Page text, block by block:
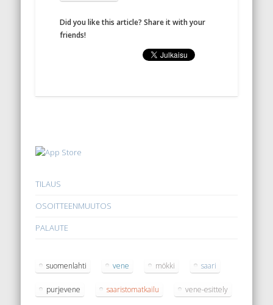
Did you like this article? Share it with your
friends!
TILAUS
OSOITTEENMUUTOS
PALAUTE
suomenlahti vene mökki saari
purjevene saaristomatkailu vene-esittely